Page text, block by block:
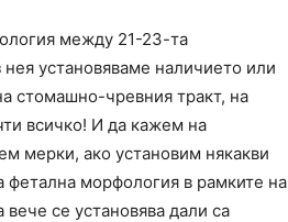
между 21-23-та
установяваме наличието или
стомашно-чревния тракт, на
всичко! И да кажем на
мерки, ако установим някакви
фетална морфология в рамките на
се установява дали са